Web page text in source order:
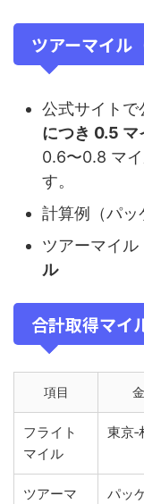
ツアーマイル
公式サイトで
につき 0.5 マ
0.6〜0.8 マ
す。
計算例（パッ
ツアーマイ
ル
合計取得マイ
項目
フライト
マイル
東京
ツアーマ
パッ